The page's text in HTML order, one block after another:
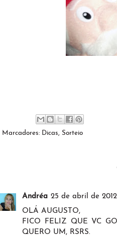
Marcadores: Dicas, Sorteio
Andréa 25 de abril de
OLÁ AUGUSTO,
FICO FELIZ QUE VC
QUERO UM, RSRS.